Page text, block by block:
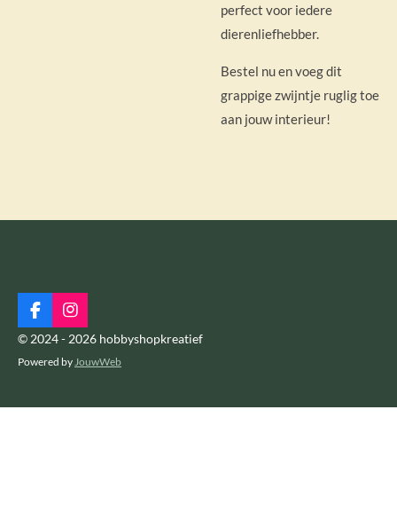
perfect voor iedere
dierenliefhebber.
Bestel nu en voeg dit
grappige zwijntje ruglig toe
aan jouw interieur!
F
a
c
e
o
I
n
s
t
r
© 2024 - 2026 hobbyshopkreatief
Powered by JouwWeb